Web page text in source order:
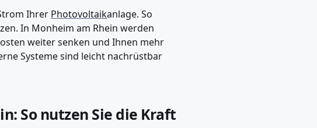
Ihrer Photovoltaikanlage. So
In Monheim am Rhein werden
weiter senken und Ihnen mehr
Systeme sind leicht nachrüstbar
So nutzen Sie die Kraft